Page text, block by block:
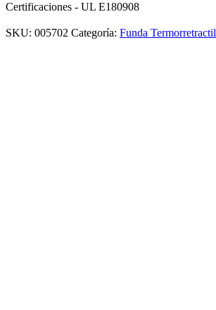
Certificaciones - UL E180908
SKU: 005702 Categoría: Funda Termorretractil